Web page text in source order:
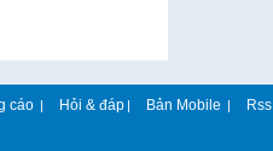
cáo | Hỏi & đáp | Bản Mobile | Rss